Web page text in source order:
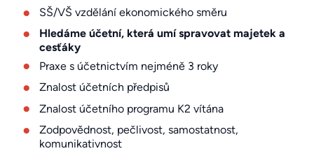
SŠ/VŠ vzdělání ekonomického směru
Hledáme účetní, která umí spravovat majetek a
cesťáky
Praxe s účetnictvím nejméně 3 roky
Znalost účetních předpisů
Znalost účetního programu K2 vítána
Zodpovědnost, pečlivost, samostatnost,
komunikativnost